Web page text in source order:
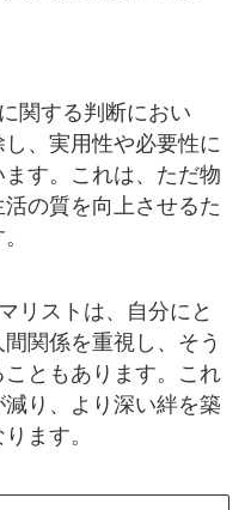
関する判断におい
、実用性や必要性に
す。これは、ただ物
の質を向上させるた
リストは、自分にと
関係を重視し、そう
ともあります。これ
り、より深い絆を築
ます。